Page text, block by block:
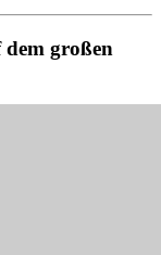
großen